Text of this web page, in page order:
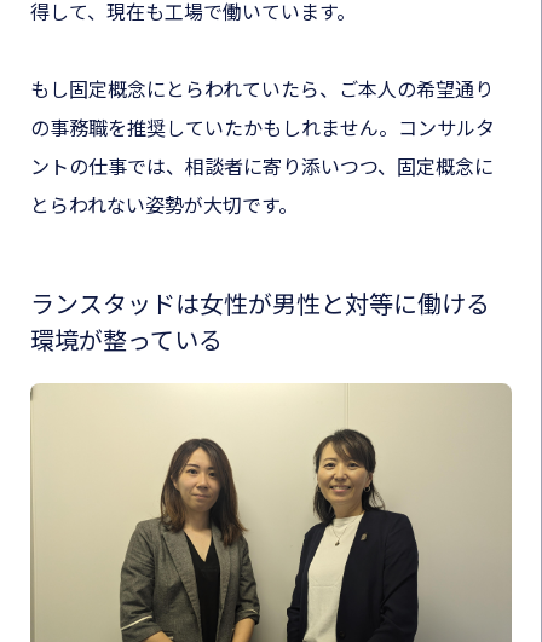
得して、現在も工場で働いています。
もし固定概念にとらわれていたら、ご本人の希望通り
の事務職を推奨していたかもしれません。コンサルタ
ントの仕事では、相談者に寄り添いつつ、固定概念に
とらわれない姿勢が大切です。
ランスタッドは女性が男性と対等に働ける
環境が整っている